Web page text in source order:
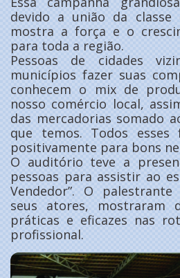
devido a união da classe
mostra a força e o
para toda a região.
Pessoas de cidades
municípios fazer suas
conhecem o mix de
nosso comércio local,
das mercadorias somado
que temos. Todos esses
positivamente para bons
O auditório teve a
pessoas para assistir ao
Vendedor”. O
seus atores, mostraram
práticas e eficazes nas
profissional.